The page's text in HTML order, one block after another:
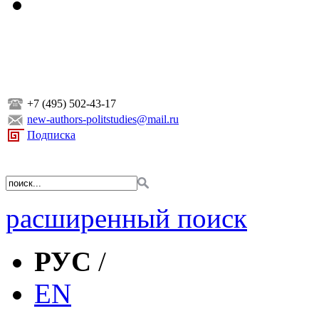
+7 (495) 502-43-17
new-authors-politstudies@mail.ru
Подписка
расширенный поиск
РУС /
EN